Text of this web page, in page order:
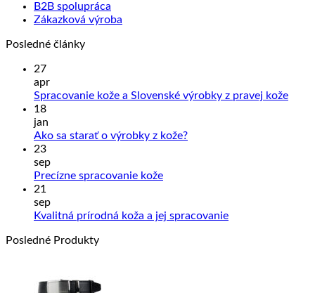
B2B spolupráca
Zákazková výroba
Posledné články
27
apr
Spracovanie kože a Slovenské výrobky z pravej kože
18
jan
Ako sa starať o výrobky z kože?Žiadne
o
23
sep
Precízne spracovanie kožeŽiadne
Precízne
21
sep
Kvalitná prírodná koža a jej spracovanieŽiadne
Posledné Produkty